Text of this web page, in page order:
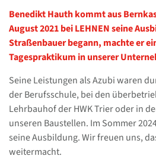
Benedikt Hauth kommt aus
August 2021 bei LEHNEN seine
Straßenbauer begann, machte er
Tagespraktikum in unserer
Seine Leistungen als Azubi waren
der Berufsschule, bei den
Lehrbauhof der HWK Trier oder in
unseren Baustellen. Im Sommer
seine Ausbildung. Wir freuen uns,
weitermacht.